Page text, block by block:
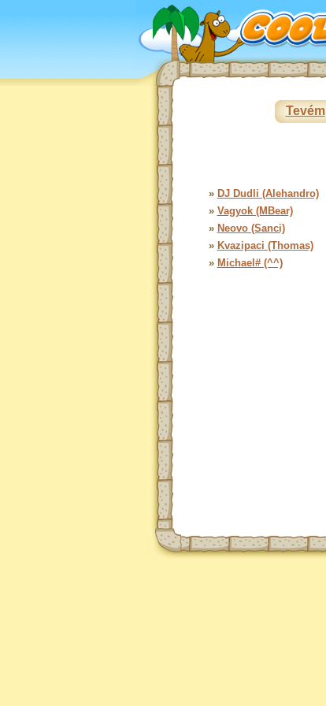
Tevém|
» DJ Dudli (Alehandro)
» Vagyok (MBear)
» Neovo (Sanci)
» Kvazipaci (Thomas)
» Michael# (^^)